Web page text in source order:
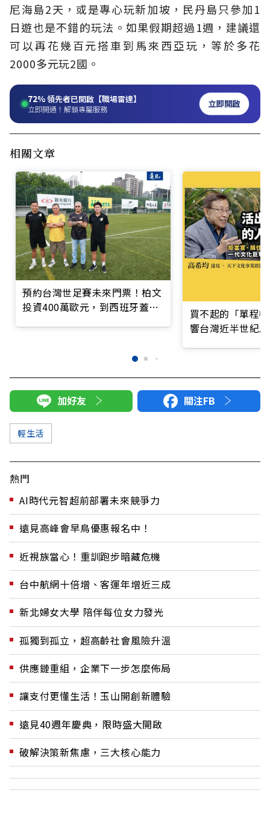
尼海島2天，或是專心玩新加坡，民丹島只參加1
日遊也是不錯的玩法。如果假期超過1週，建議還
可以再花幾百元搭車到馬來西亞玩，等於多花
2000多元玩2國。
72%領先者已開啟【職場雷達】
立即開通！解鎖專屬服務 立即開啟
相關文章
預約台灣世足賽未來門票！柏文
投資400萬歐元，到西班牙蓋足
買不起的「單程
響台灣近半世紀
加好友 關注FB
輕生活
熱門
AI時代元智超前部署未來競爭力
遠見高峰會早鳥優惠報名中！
近視族當心！重訓跑步暗藏危機
台中航網十倍增、客運年增近三成
新北婦女大學 陪伴每位女力發光
孤獨到孤立，超高齡社會風險升溫
供應鏈重組，企業下一步怎麼佈局
讓支付更懂生活！玉山開創新體驗
遠見40週年慶典，限時盛大開啟
破解決策新焦慮，三大核心能力